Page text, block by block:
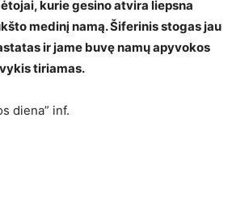
kurie gesino atvira liepsna
medinį namą. Šiferinis stogas jau
ir jame buvę namų apyvokos
tiriamas.
diena” inf.